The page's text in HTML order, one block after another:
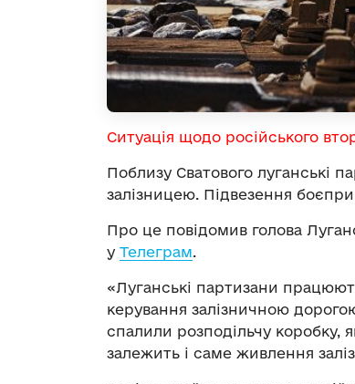
Ситуація щодо російського
Поблизу Сватового луганські
залізницею. Підвезення
Про це повідомив голова
у Телеграм.
«Луганські партизани
керування залізничною
спалили розподільчу коробку,
залежить і саме живлення